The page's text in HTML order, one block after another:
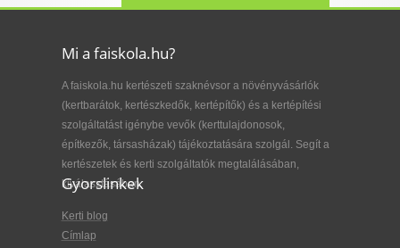
Mi a faiskola.hu?
A faiskola.hu kertészeti szaknévsor a növényvásárlók
(kertbarátok, kertészkedők, kertépítők) és a kertépítési
szolgáltatást igénybe vevők (kerttulajdonosok,
építkezők, társasházak) tájékoztatására szolgál. Segít a
kertészetek és kerti szolgáltatók megtalálásában,
kiválasztásában.
Gyorslinkek
Kerti blog
Címlap